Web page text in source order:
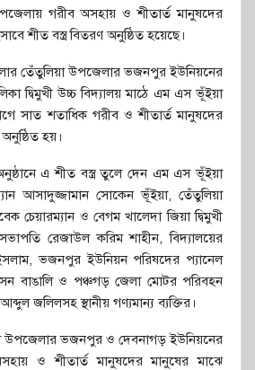
গরীব অসহায় ও শীতার্ত মানুষদের
শীত বস্ত্র বিতরণ অনুষ্ঠিত হয়েছে।
তেঁতুলিয়া উপজেলার ভজনপুর ইউনিয়নের
দ্বিমুখী উচ্চ বিদ্যালয় মাঠে এম এস ভূঁইয়া
সাত শতাধিক গরীব ও শীতার্ত মানুষদের
হয়।
এ শীত বস্ত্র তুলে দেন এম এস ভূঁইয়া
আসাদুজ্জামান সোকেন ভূঁইয়া, তেঁতুলিয়া
চেয়ারম্যান ও বেগম খালেদা জিয়া দ্বিমুখী
রেজাউল করিম শাহীন, বিদ্যালয়ের
ভজনপুর ইউনিয়ন পরিষদের প্যানেল
বাঙালি ও পঞ্চগড় জেলা মোটর পরিবহন
জলিলসহ স্থানীয় গণ্যমান্য ব্যক্তির।
উপজেলার ভজনপুর ও দেবনাগড় ইউনিয়নের
ও শীতার্ত মানুষদের মানুষের মাঝে